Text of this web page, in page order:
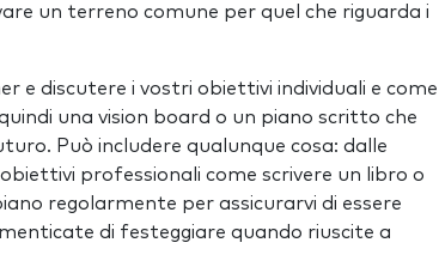
un terreno comune per quel che riguarda i
e discutere i vostri obiettivi individuali e come
una vision board o un piano scritto che
Può includere qualunque cosa: dalle
professionali come scrivere un libro o
regolarmente per assicurarvi di essere
di festeggiare quando riuscite a